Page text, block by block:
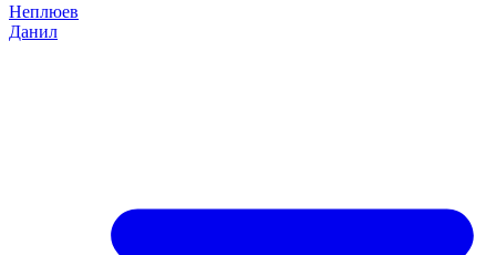
Неплюев
Данил